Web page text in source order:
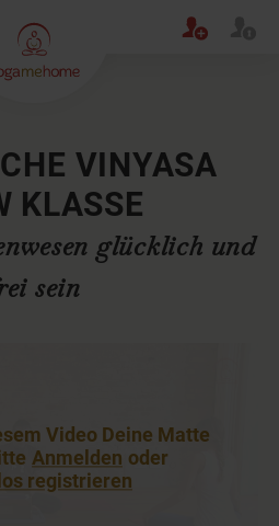
VINYASA
KLASSE
glücklich und
sein
Video Deine Matte
Anmelden oder
registrieren